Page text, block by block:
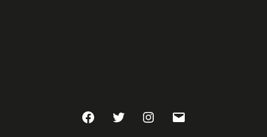
FacebookTwitter Instagram